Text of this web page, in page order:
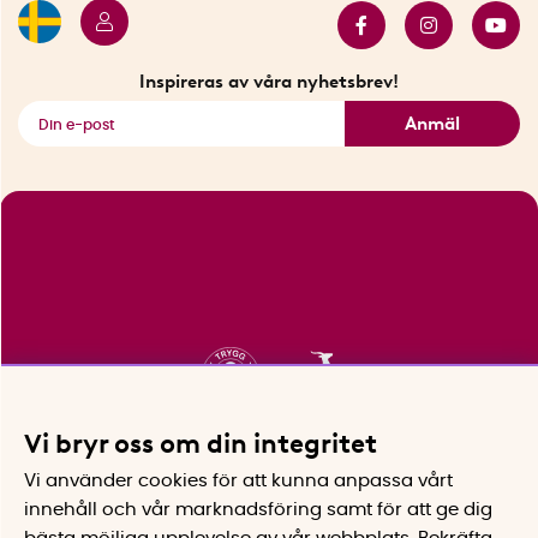
Inspireras av våra nyhetsbrev!
Anmäl
Vi bryr oss om din integritet
Vi använder cookies för att kunna anpassa vårt
innehåll och vår marknadsföring samt för att ge dig